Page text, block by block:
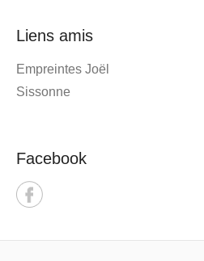
Liens amis
Empreintes Joël
Sissonne
Facebook